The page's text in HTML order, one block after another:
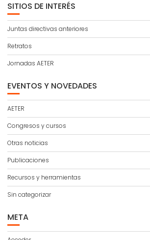
SITIOS DE INTERÉS
Juntas directivas anteriores
Retratos
Jornadas AETER
EVENTOS Y NOVEDADES
AETER
Congresos y cursos
Otras noticias
Publicaciones
Recursos y herramientas
Sin categorizar
META